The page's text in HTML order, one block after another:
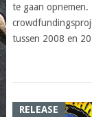
te gaan opnemen.
tussen 2008 en
RELEASE